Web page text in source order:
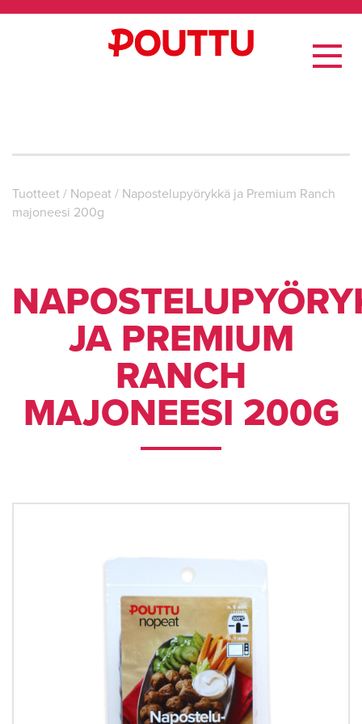
Tuotteet/ Nopeat/ Napostelupyörykkä ja Premium Ranch
majoneesi 200g
JA PREMIUM
RANCH
MAJONEESI 200G